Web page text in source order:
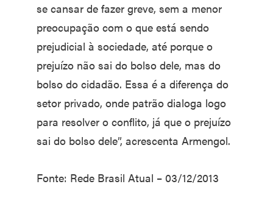
se cansar de fazer greve, sem a menor
preocupação com o que está sendo
prejudicial à sociedade, até porque o
prejuízo não sai do bolso dele, mas do
bolso do cidadão. Essa é a diferença do
setor privado, onde patrão dialoga logo
para resolver o conflito, já que o prejuízo
sai do bolso dele”, acrescenta Armengol.
Fonte: Rede Brasil Atual – 03/12/2013